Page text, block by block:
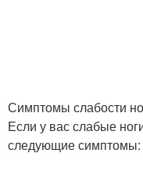
Симптомы слабости
Если у вас слабые
следующие симптомы: